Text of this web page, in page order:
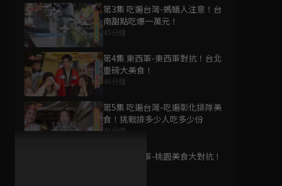
第3集 吃遍台灣-螞蟻人注意！台
南甜點吃爆一萬元！
45分鐘
第4集 東西軍-東西軍對抗！台北
重磅大美食！
46分鐘
第5集 吃遍台灣-吃遍彰化排隊美
食！挑戰排多少人吃多少份
46分鐘
第6集 東西軍-桃園美食大對抗！
為您推薦